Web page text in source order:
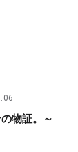
物証。～